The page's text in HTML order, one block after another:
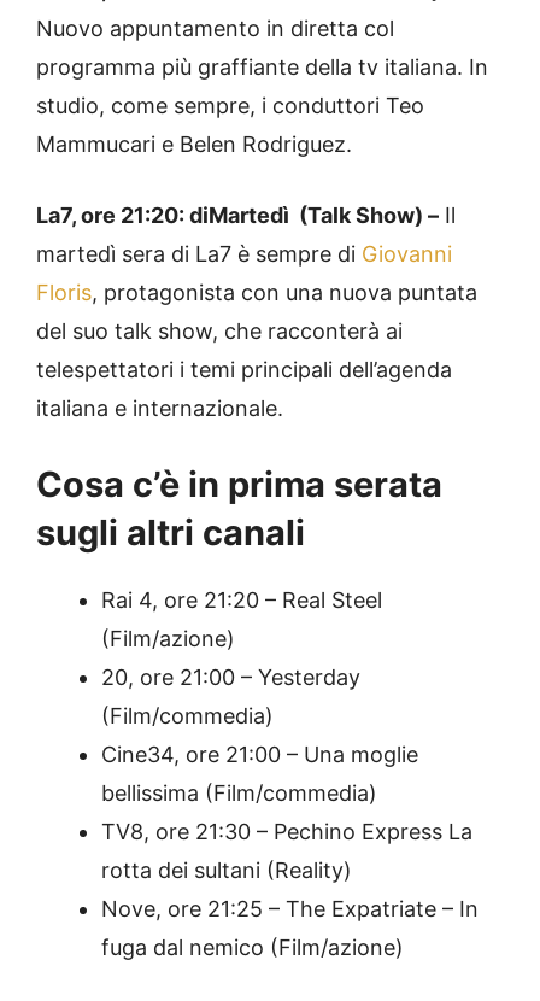
Nuovo appuntamento in diretta col
programma più graffiante della tv italiana. In
studio, come sempre, i conduttori Teo
Mammucari e Belen Rodriguez.
La7, ore 21:20: diMartedì (Talk Show) – Il
martedì sera di La7 è sempre di Giovanni
Floris, protagonista con una nuova puntata
del suo talk show, che racconterà ai
telespettatori i temi principali dell’agenda
italiana e internazionale.
Cosa c’è in prima serata
sugli altri canali
Rai 4, ore 21:20 – Real Steel
(Film/azione)
20, ore 21:00 – Yesterday
(Film/commedia)
Cine34, ore 21:00 – Una moglie
bellissima (Film/commedia)
TV8, ore 21:30 – Pechino Express La
rotta dei sultani (Reality)
Nove, ore 21:25 – The Expatriate – In
fuga dal nemico (Film/azione)